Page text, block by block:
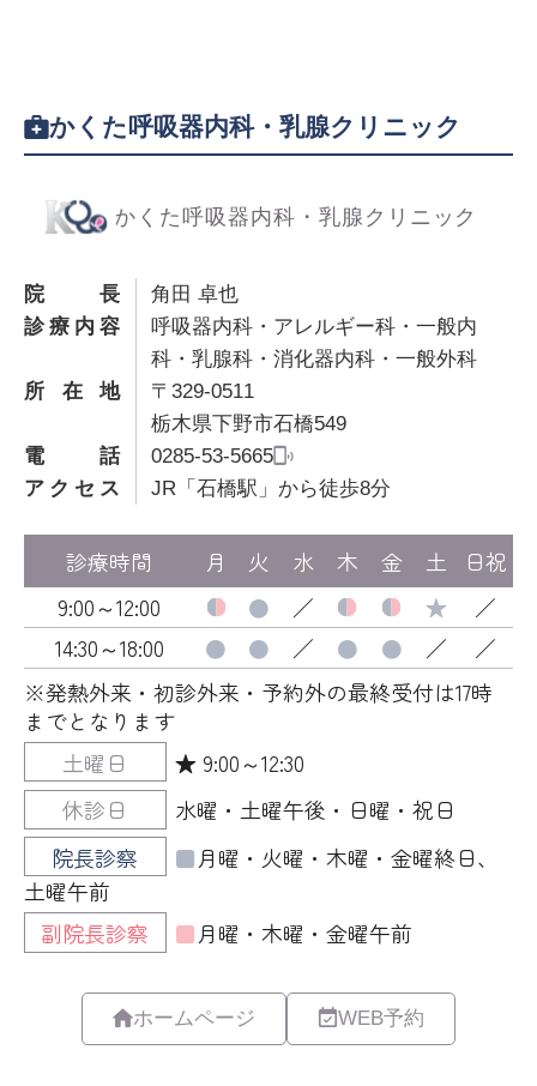
かくた呼吸器内科・乳腺クリニック
院長
角田 卓也
診療内容
呼吸器内科・アレルギー科・一般内
科・乳腺科・消化器内科・一般外科
所在地
〒329-0511
栃木県下野市石橋549
電話
0285-53-5665
アクセス
JR「石橋駅」から徒歩8分
ホームページ WEB予約